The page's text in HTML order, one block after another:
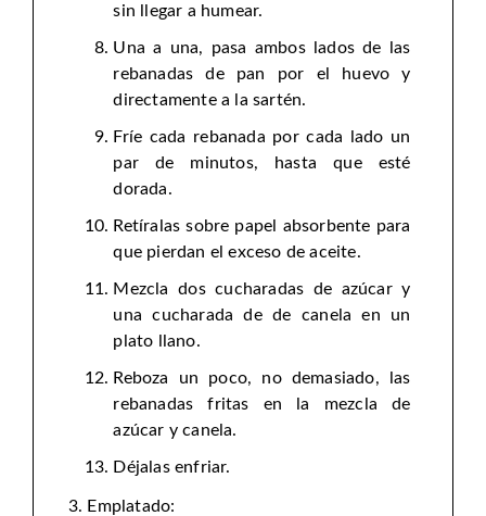
sin llegar a humear.
Una a una, pasa ambos lados de las
rebanadas de pan por el huevo y
directamente a la sartén.
Fríe cada rebanada por cada lado un
par de minutos, hasta que esté
dorada.
Retíralas sobre papel absorbente para
que pierdan el exceso de aceite.
Mezcla dos cucharadas de azúcar y
una cucharada de de canela en un
plato llano.
Reboza un poco, no demasiado, las
rebanadas fritas en la mezcla de
azúcar y canela.
Déjalas enfriar.
Emplatado: